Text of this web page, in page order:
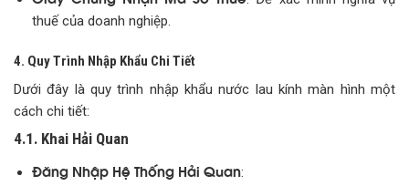
thuế của doanh nghiệp.
4. Quy Trình Nhập Khẩu Chi Tiết
Dưới đây là quy trình nhập khẩu nước lau kính màn hình một
cách chi tiết:
4.1. Khai Hải Quan
Đăng Nhập Hệ Thống Hải Quan: